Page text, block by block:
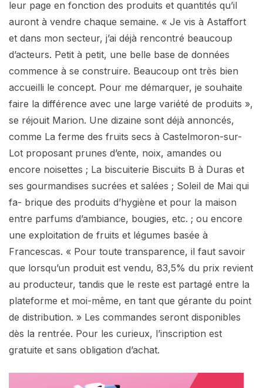
leur page en fonction des produits et quantités qu’il
auront à vendre chaque semaine. « Je vis à Astaffort
et dans mon secteur, j’ai déjà rencontré beaucoup
d’acteurs. Petit à petit, une belle base de données
commence à se construire. Beaucoup ont très bien
accueilli le concept. Pour me démarquer, je souhaite
faire la différence avec une large variété de produits »,
se réjouit Marion. Une dizaine sont déjà annoncés,
comme La ferme des fruits secs à Castelmoron-sur-
Lot proposant prunes d’ente, noix, amandes ou
encore noisettes ; La biscuiterie Biscuits B à Duras et
ses gourmandises sucrées et salées ; Soleil de Mai qui
fa- brique des produits d’hygiène et pour la maison
entre parfums d’ambiance, bougies, etc. ; ou encore
une exploitation de fruits et légumes basée à
Francescas. « Pour toute transparence, il faut savoir
que lorsqu’un produit est vendu, 83,5% du prix revient
au producteur, tandis que le reste est partagé entre la
plateforme et moi-même, en tant que gérante du point
de distribution. » Les commandes seront disponibles
dès la rentrée. Pour les curieux, l’inscription est
gratuite et sans obligation d’achat.